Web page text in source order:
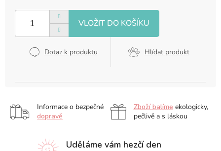
cena:
Dotaz k produktu Hlídat produkt
Informace o bezpečné
dopravě
Zboží balíme ekologicky,
pečlivě a s láskou
Uděláme vám hezčí den